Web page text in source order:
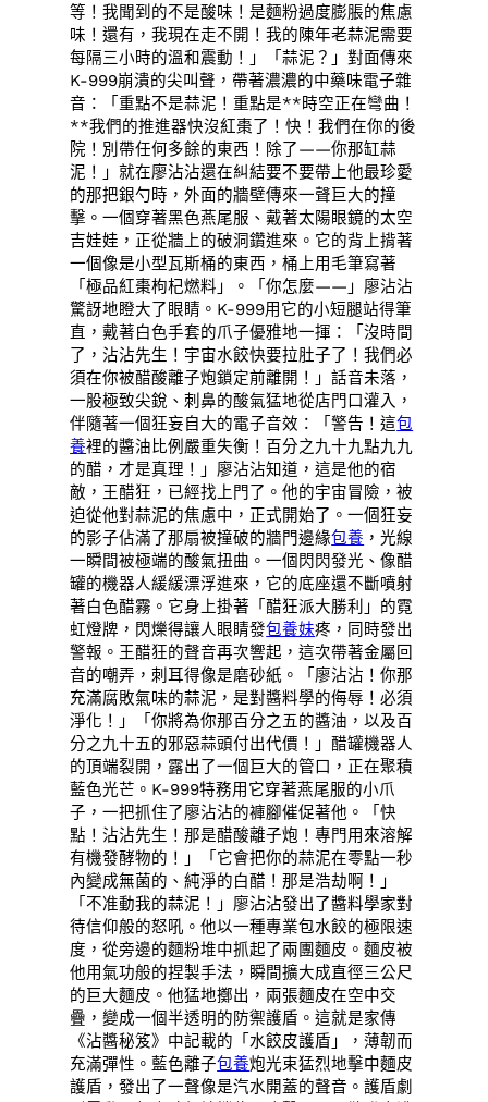
等！我聞到的不是酸味！是麵粉過度膨脹的焦慮
味！還有，我現在走不開！我的陳年老蒜泥需要
每隔三小時的溫和震動！」「蒜泥？」對面傳來
K-999崩潰的尖叫聲，帶著濃濃的中藥味電子雜
音：「重點不是蒜泥！重點是**時空正在彎曲！
**我們的推進器快沒紅棗了！快！我們在你的後
院！別帶任何多餘的東西！除了——你那缸蒜
泥！」就在廖沾沾還在糾結要不要帶上他最珍愛
的那把銀勺時，外面的牆壁傳來一聲巨大的撞
擊。一個穿著黑色燕尾服、戴著太陽眼鏡的太空
吉娃娃，正從牆上的破洞鑽進來。它的背上揹著
一個像是小型瓦斯桶的東西，桶上用毛筆寫著
「極品紅棗枸杞燃料」。「你怎麼——」廖沾沾
驚訝地瞪大了眼睛。K-999用它的小短腿站得筆
直，戴著白色手套的爪子優雅地一揮：「沒時間
了，沾沾先生！宇宙水餃快要拉肚子了！我們必
須在你被醋酸離子炮鎖定前離開！」話音未落，
一股極致尖銳、刺鼻的酸氣猛地從店門口灌入，
伴隨著一個狂妄自大的電子音效：「警告！這包
養裡的醬油比例嚴重失衡！百分之九十九點九九
的醋，才是真理！」廖沾沾知道，這是他的宿
敵，王醋狂，已經找上門了。他的宇宙冒險，被
迫從他對蒜泥的焦慮中，正式開始了。一個狂妄
的影子佔滿了那扇被撞破的牆門邊緣包養 ，光線
一瞬間被極端的酸氣扭曲。一個閃閃發光、像醋
罐的機器人緩緩漂浮進來，它的底座還不斷噴射
著白色醋霧。它身上掛著「醋狂派大勝利」的霓
虹燈牌，閃爍得讓人眼睛發包養妹疼，同時發出
警報。王醋狂的聲音再次響起，這次帶著金屬回
音的嘲弄，刺耳得像是磨砂紙。「廖沾沾！你那
充滿腐敗氣味的蒜泥，是對醬料學的侮辱！必須
淨化！」「你將為你那百分之五的醬油，以及百
分之九十五的邪惡蒜頭付出代價！」醋罐機器人
的頂端裂開，露出了一個巨大的管口，正在聚積
藍色光芒。K-999特務用它穿著燕尾服的小爪
子，一把抓住了廖沾沾的褲腳催促著他。「快
點！沾沾先生！那是醋酸離子炮！專門用來溶解
有機發酵物的！」「它會把你的蒜泥在零點一秒
內變成無菌的、純淨的白醋！那是浩劫啊！」
「不准動我的蒜泥！」廖沾沾發出了醬料學家對
待信仰般的怒吼。他以一種專業包水餃的極限速
度，從旁邊的麵粉堆中抓起了兩團麵皮。麵皮被
他用氣功般的捏製手法，瞬間擴大成直徑三公尺
的巨大麵皮。他猛地擲出，兩張麵皮在空中交
疊，變成一個半透明的防禦護盾。這就是家傳
《沾醬秘笈》中記載的「水餃皮護盾」，薄韌而
充滿彈性。藍色離子包養炮光束猛烈地擊中麵皮
護盾，發出了一聲像是汽水開蓋的聲音。護盾劇